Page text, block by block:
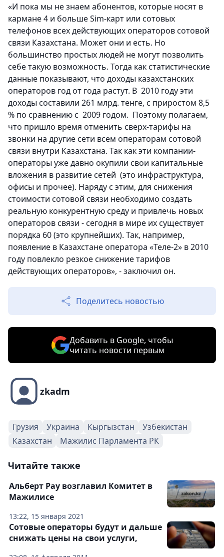
«И пока мы не знаем абонентов, которые носят в
кармане 4 и больше Sim-карт или сотовых
телефонов всех действующих операторов сотовой
связи Казахстана. Может они и есть. Но
большинство простых людей не могут позволить
себе такую возможность. Тогда как статистические
данные показывают, что доходы казахстанских
операторов год от года растут. В 2010 году эти
доходы составили 261 млрд. тенге, с приростом 8,5
% по сравнению с 2009 годом. Поэтому полагаем,
что пришло время отменить сверх-тарифы на
звонки на другие сети всем операторам сотовой
связи внутри Казахстана. Так как эти компании-
операторы уже давно окупили свои капитальные
вложения в развитие сетей (это инфраструктура,
офисы и прочее). Наряду с этим, для снижения
стоимости сотовой связи необходимо создать
реальную конкурентную среду и привлечь новых
операторов связи - сегодня в мире их существует
порядка 60 (это крупнейших). Так, например,
появление в Казахстане оператора «Теле-2» в 2010
году повлекло резкое снижение тарифов
действующих операторов», - заключил он.
Поделитесь новостью
Добавить в Google, чтобы
читать новости первым
zkadm
Грузия Украина Кыргызстан
Узбекистан
Казахстан
Мажилис Парламента РК
Читайте также
13:22, 15 января 2021
Альберт Рау возглавил Комитет в
Мажилисе
Сотовые операторы будут и дальше
снижать цены на свои услуги,